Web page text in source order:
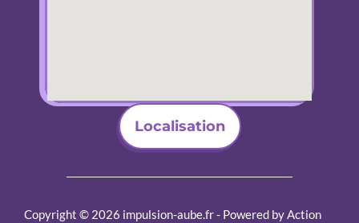
Localisation
Copyright © 2026 impulsion-aube.fr - Powered by Action